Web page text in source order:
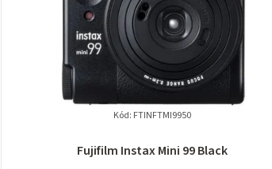
Fujifilm Instax Mini 99 Black
Kód: FTINFTMI9950